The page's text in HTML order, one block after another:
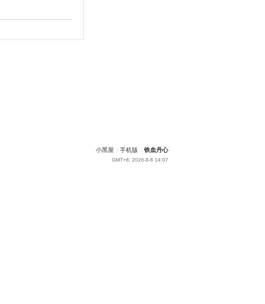
小黑屋 手机版 铁血丹心
GMT+8, 2026-8-6 14:07